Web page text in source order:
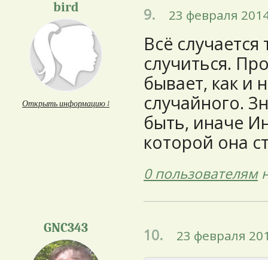
bird
Открыть информацию ↓
9. 23 февраля
Всё
случиться.
бывает, как и
случайного.
быть, иначе
которой она
0 пользователям
GNC343 10. 23 февраля